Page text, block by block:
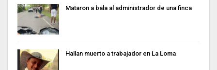
Mataron a bala al administrador de una finca
Hallan muerto a trabajador en La Loma